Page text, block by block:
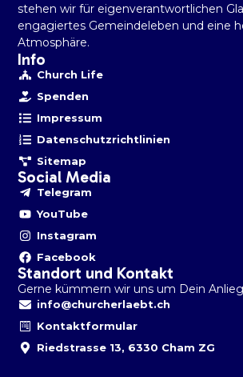
stehen wir für eigenverantwortlichen
engagiertes Gemeindeleben und eine
Atmosphäre.
Info
Church Life
Spenden
Impressum
Datenschutzrichtlinien
Sitemap
Social Media
Telegram
YouTube
Instagram
Facebook
Standort und Kontakt
Gerne kümmern wir uns um Dein
info@churcherlaebt.ch
Kontaktformular
Riedstrasse 13, 6330 Cham ZG